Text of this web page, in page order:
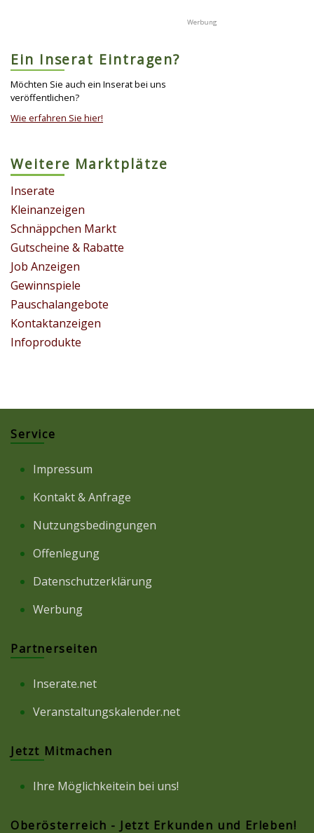
Ein Inserat Eintragen?
Möchten Sie auch ein Inserat bei uns
veröffentlichen?
Wie erfahren Sie hier!
Weitere Marktplätze
Inserate
Kleinanzeigen
Schnäppchen Markt
Gutscheine & Rabatte
Job Anzeigen
Gewinnspiele
Pauschalangebote
Kontaktanzeigen
Infoprodukte
Service
Impressum
Kontakt & Anfrage
Nutzungsbedingungen
Offenlegung
Datenschutzerklärung
Werbung
Partnerseiten
Inserate.net
Veranstaltungskalender.net
Jetzt Mitmachen
Ihre Möglichkeitein bei uns!
Oberösterreich - Jetzt Erkunden und Erleben!